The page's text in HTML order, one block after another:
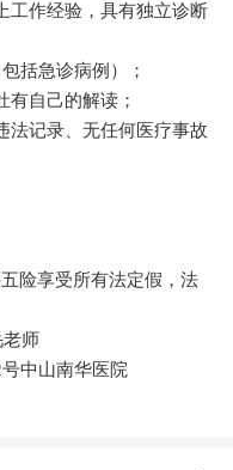
工作经验，具有独立诊断
括急诊病例）；
有自己的解读；
法记录、无任何医疗事故
险享受所有法定假，法
老师
中山南华医院